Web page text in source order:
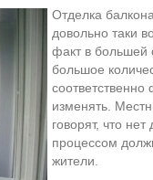
Отделка
довольно таки
факт в большей
большое
изменять.
говорят, что
процессом
жители.